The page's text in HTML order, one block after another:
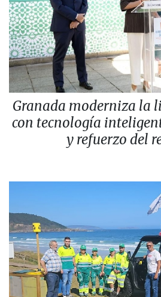
Granada moderniza la
con tecnología
y refuerzo del